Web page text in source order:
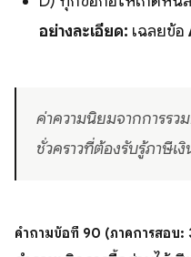
อย่างละเอียด: เฉลยข้อ
ค่าความนิยมจากการรว
ชั่วคราวที่ต้องรับรู้ภาษีเ
คำถามข้อที่ 90 (ภาคการสอบ: